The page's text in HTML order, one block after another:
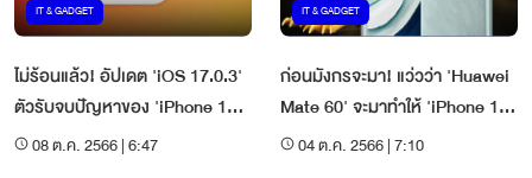
IT & GADGET
ไม่ร้อนแล้ว! อัปเดต 'iOS 17.0.3'
ตัวรับจบปัญหาของ 'iPhone 15
Pro'08 ต.ค. 2566 | 6:47
IT & GADGET
ก่อนมังกรจะมา! แว่วว่า 'Huawei
Mate 60' จะมาทำให้ 'iPhone 15'
สั่นคลอน
04 ต.ค. 2566 | 7:10